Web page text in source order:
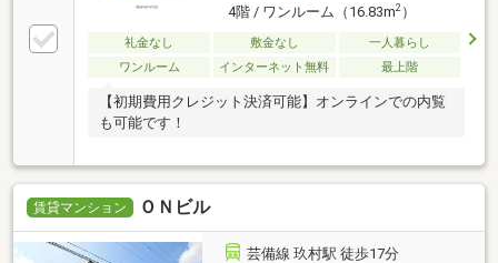
4階 / ワンルーム（16.83m2）
礼金なし 敷金なし
一人暮らし
ワンルーム
インターネット無料 最上階
【初期費用クレジット決済可能】オンラインでの内覧
も可能です！
賃貸マンション ＯＮビル
芸備線 玖村駅 徒歩17分